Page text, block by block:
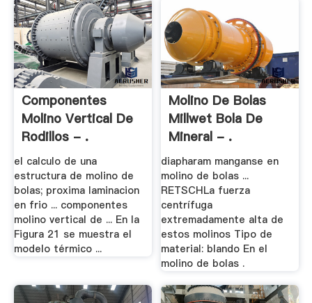
Componentes
Molino Vertical De
Rodillos - .
el calculo de una
estructura de molino de
bolas; proxima laminacion
en frio ... componentes
molino vertical de ... En la
Figura 21 se muestra el
modelo térmico ...
Molino De Bolas
Millwet Bola De
Mineral - .
diapharam manganse en
molino de bolas ...
RETSCHLa fuerza
centrífuga
extremadamente alta de
estos molinos Tipo de
material: blando En el
molino de bolas .